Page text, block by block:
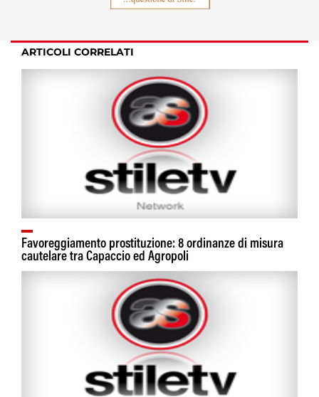
ARTICOLI CORRELATI
Favoreggiamento prostituzione: 8 ordinanze di misura
cautelare tra Capaccio ed Agropoli